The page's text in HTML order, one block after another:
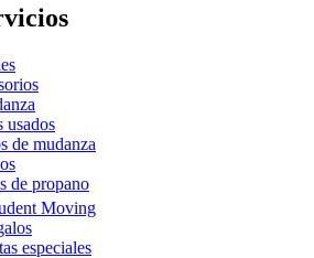
usados
de mudanza
de propano
Moving
especiales